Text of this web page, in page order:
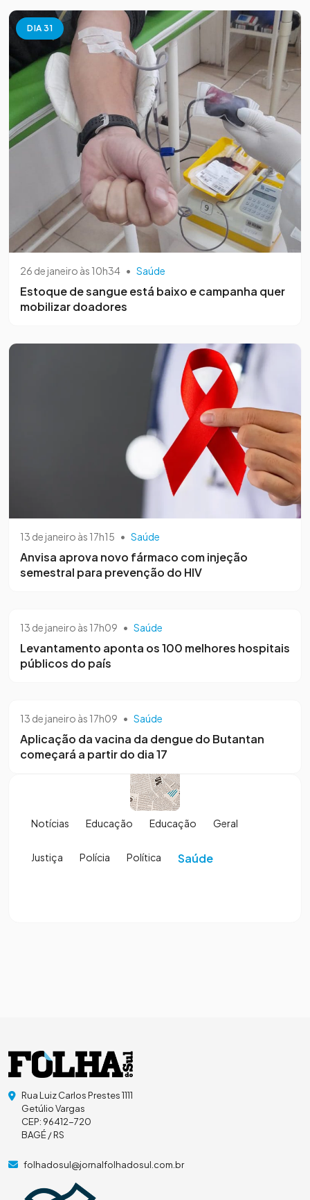
DIA 31
26 de janeiro às 10h34 • Saúde
Estoque de sangue está baixo e campanha quer
mobilizar doadores
13 de janeiro às 17h15 • Saúde
Anvisa aprova novo fármaco com injeção
semestral para prevenção do HIV
13 de janeiro às 17h09 • Saúde
Levantamento aponta os 100 melhores hospitais
públicos do país
13 de janeiro às 17h09 • Saúde
Aplicação da vacina da dengue do Butantan
começará a partir do dia 17
Notícias Educação Educação Geral
Justiça Polícia Política Saúde
Rua Luiz Carlos Prestes 1111
Getúlio Vargas
CEP: 96412-720
BAGÉ / RS
folhadosul@jornalfolhadosul.com.br